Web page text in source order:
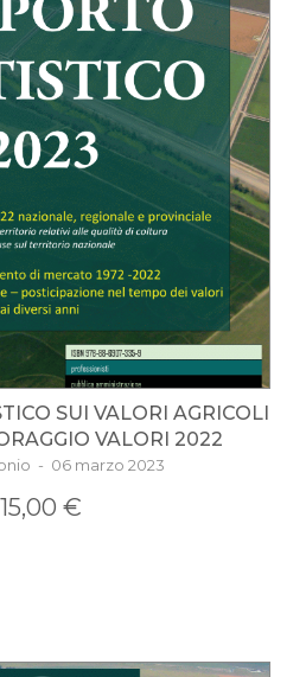
SUI VALORI AGRICOLI
VALORI 2022
- 06 marzo 2023
15,00 €